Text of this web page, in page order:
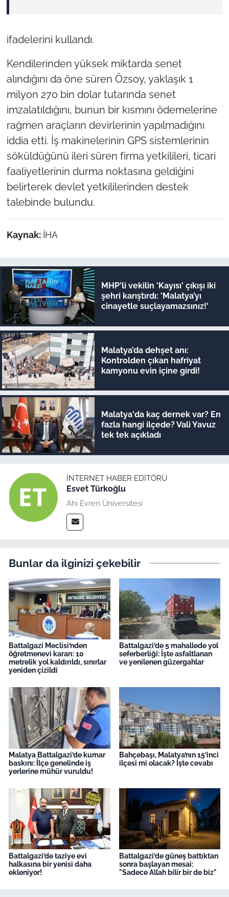
ifadelerini kullandı.
Kendilerinden yüksek miktarda senet
alındığını da öne süren Özsoy, yaklaşık 1
milyon 270 bin dolar tutarında senet
imzalatıldığını, bunun bir kısmını ödemelerine
rağmen araçların devirlerinin yapılmadığını
iddia etti. İş makinelerinin GPS sistemlerinin
söküldüğünü ileri süren firma yetkilileri, ticari
faaliyetlerinin durma noktasına geldiğini
belirterek devlet yetkililerinden destek
talebinde bulundu.
Kaynak: İHA
MHP'li vekilin 'Kayısı' çıkışı iki
şehri karıştırdı: 'Malatya’yı
cinayetle suçlayamazsınız!'
Malatya’da dehşet anı:
Kontrolden çıkan hafriyat
kamyonu evin içine girdi!
Malatya'da kaç dernek var? En
fazla hangi ilçede? Vali Yavuz
tek tek açıkladı
İNTERNET HABER EDITÖRÜ
Esvet Türkoğlu
Ahi Evren Üniversitesi
Bunlar da ilginizi çekebilir
Battalgazi Meclisi’nden
öğretmenevi kararı: 10
metrelik yol kaldırıldı, sınırlar
yeniden çizildi
Battalgazi’de 5 mahallede yol
seferberliği: İşte asfaltlanan
ve yenilenen güzergahlar
Malatya Battalgazi’de kumar
baskını: İlçe genelinde iş
yerlerine mühür vuruldu!
Bahçebaşı, Malatya’nın 15’inci
ilçesi mi olacak? İşte cevabı
Battalgazi’de taziye evi
halkasına bir yenisi daha
ekleniyor!
Battalgazi’de güneş battıktan
sonra başlayan mesai:
"Sadece Allah bilir bir de biz"